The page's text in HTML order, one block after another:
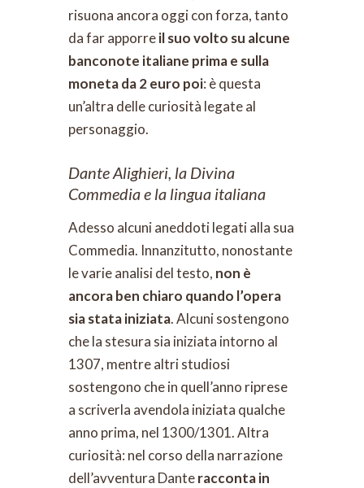
risuona ancora oggi con forza, tanto
da far apporreil suo volto su alcune
banconote italiane prima e sulla
moneta da 2 euro poi: è questa
un’altra delle curiosità legate al
personaggio.
Dante Alighieri, la Divina
Commedia e la lingua italiana
Adesso alcuni aneddoti legati alla sua
Commedia. Innanzitutto, nonostante
le varie analisi del testo, non è
ancora ben chiaro quando l’opera
sia stata iniziata. Alcuni sostengono
che la stesura sia iniziata intorno al
1307, mentre altri studiosi
sostengono che in quell’anno riprese
a scriverla avendola iniziata qualche
anno prima, nel 1300/1301. Altra
curiosità: nel corso della narrazione
dell’avventura Danteracconta in